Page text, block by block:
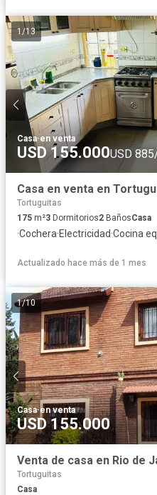
1 /13
Casa·en venta
USD 155.000USD
Tortuguitas
175 m²3 Dormitorios2 BañosCasa
·Cochera·Electricidad·Cocina
Actualizado hace más de 1 mes
1/10
Casa·en venta
USD 155.000
Tortuguitas
Casa